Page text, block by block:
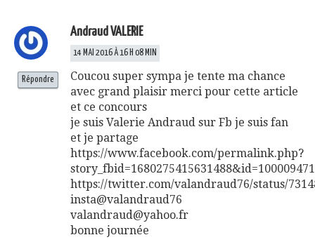
Andraud VALERIE
14 MAI 2016 À 16 H 08 MIN
Coucou super sympa je tente ma chance
avec grand plaisir merci pour cette article
et ce concours
je suis Valerie Andraud sur Fb je suis fan
et je partage
https://www.facebook.com/permalink.php?
https://twitter.com/valandraud76/status/
insta@valandraud76
valandraud@yahoo.fr
bonne journée
Répondre